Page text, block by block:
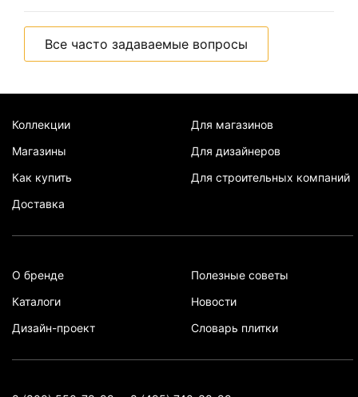
Все часто задаваемые вопросы
Коллекции
Магазины
Как купить
Доставка
Для магазинов
Для дизайнеров
Для строительных компаний
О бренде
Каталоги
Дизайн-проект
Полезные советы
Новости
Словарь плитки